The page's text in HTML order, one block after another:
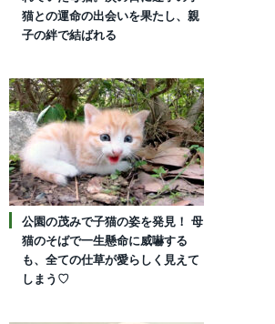
猫との運命の出会いを果たし、親
子の絆で結ばれる
公園の茂みで子猫の姿を発見！ 母
猫のそばで一生懸命に威嚇する
も、全ての仕草が愛らしく見えて
しまう♡